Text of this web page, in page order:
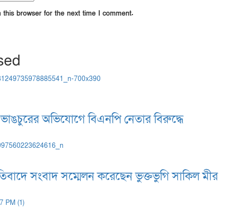
browser for the next time I comment.
অভিযোগে বিএনপি নেতার বিরুদ্ধে
সংবাদ সম্মেলন করেছেন ভুক্তভুগি সাকিল মীর